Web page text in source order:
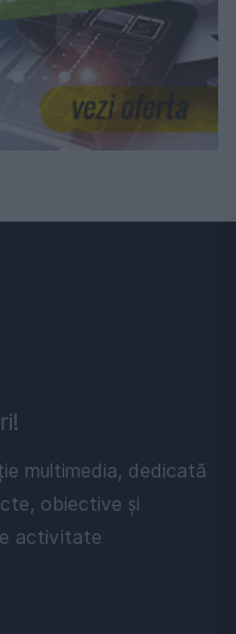
multimedia, dedicată
obiective și
activitate